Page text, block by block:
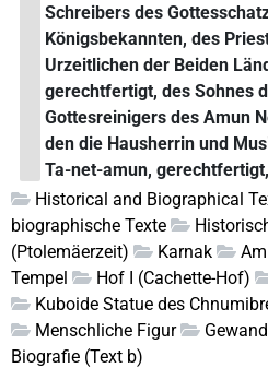
Schreibers des
Königsbekannten, des
Urzeitlichen der Beiden
gerechtfertigt, des Sohnes
Gottesreinigers des Amun
den die Hausherrin und
Ta-net-amun,
Historical and Biographical
biographische Texte
(Ptolemäerzeit)
Karnak
Tempel
Hof I (Cachette-Hof)
Kuboide Statue des
Menschliche Figur
Gewand
Biografie (Text b)